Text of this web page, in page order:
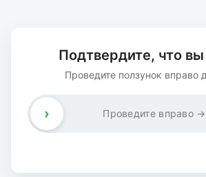
Подтвердите, что вы
Проведите ползунок вправо
Проведите вправо →
›